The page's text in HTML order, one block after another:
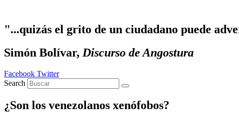
contenido
"...quizás el grito de un ciudadano puede
Simón Bolívar, Discurso de Angostura
Facebook Twitter
Search
¿Son los venezolanos xenófobos?